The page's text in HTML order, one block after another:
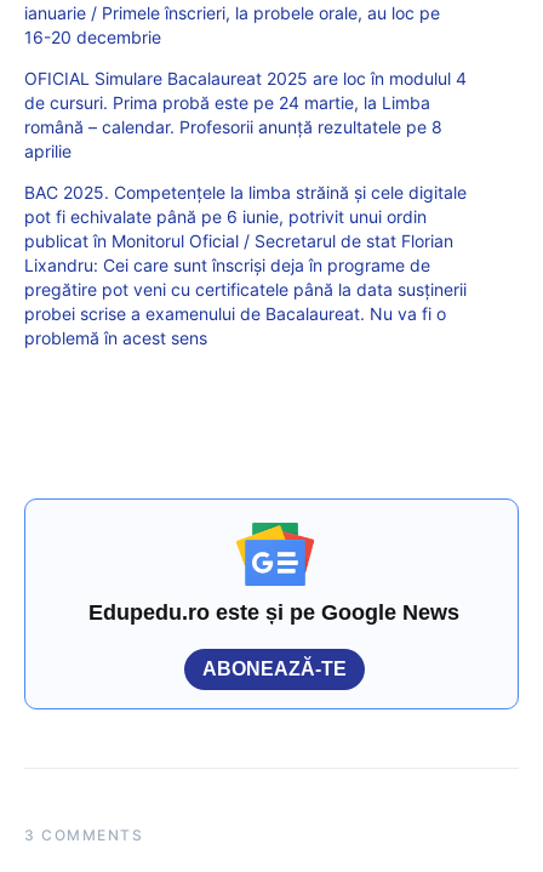
ianuarie / Primele înscrieri, la probele orale, au loc pe
16-20 decembrie
OFICIAL Simulare Bacalaureat 2025 are loc în modulul 4
de cursuri. Prima probă este pe 24 martie, la Limba
română – calendar. Profesorii anunță rezultatele pe 8
aprilie
BAC 2025. Competențele la limba străină și cele digitale
pot fi echivalate până pe 6 iunie, potrivit unui ordin
publicat în Monitorul Oficial / Secretarul de stat Florian
Lixandru: Cei care sunt înscriși deja în programe de
pregătire pot veni cu certificatele până la data susținerii
probei scrise a examenului de Bacalaureat. Nu va fi o
problemă în acest sens
Edupedu.ro este și pe Google News
ABONEAZĂ-TE
3 COMMENTS